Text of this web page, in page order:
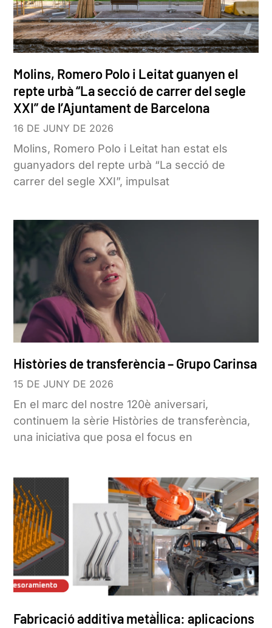
Molins, Romero Polo i Leitat guanyen el
repte urbà “La secció de carrer del segle
XXI” de l’Ajuntament de Barcelona
16 DE JUNY DE 2026
Molins, Romero Polo i Leitat han estat els
guanyadors del repte urbà “La secció de
carrer del segle XXI”, impulsat
Històries de transferència – Grupo Carinsa
15 DE JUNY DE 2026
En el marc del nostre 120è aniversari,
continuem la sèrie Històries de transferència,
una iniciativa que posa el focus en
Fabricació additiva metàl·lica: aplicacions